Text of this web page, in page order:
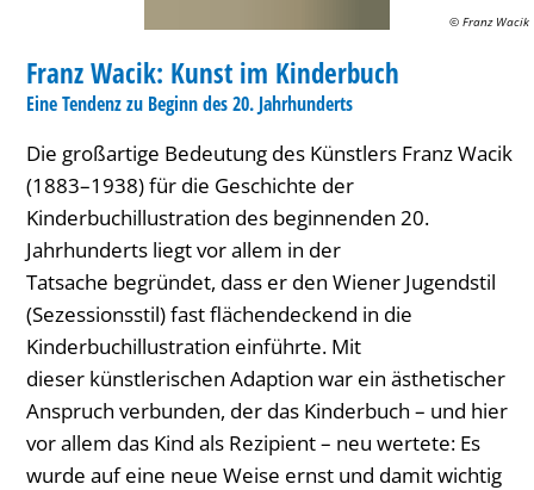
© Franz Wacik
KATEGORIE: AUSSTELLUNG
Franz Wacik: Kunst im Kinderbuch
Eine Tendenz zu Beginn des 20. Jahrhunderts
Die großartige Bedeutung des Künstlers Franz Wacik
(1883–1938) für die Geschichte der
Kinderbuchillustration des beginnenden 20.
Jahrhunderts liegt vor allem in der
Tatsache begründet, dass er den Wiener Jugendstil
(Sezessionsstil) fast flächendeckend in die
Kinderbuchillustration einführte. Mit
dieser künstlerischen Adaption war ein ästhetischer
Anspruch verbunden, der das Kinderbuch – und hier
vor allem das Kind als Rezipient – neu wertete: Es
wurde auf eine neue Weise ernst und damit wichtig